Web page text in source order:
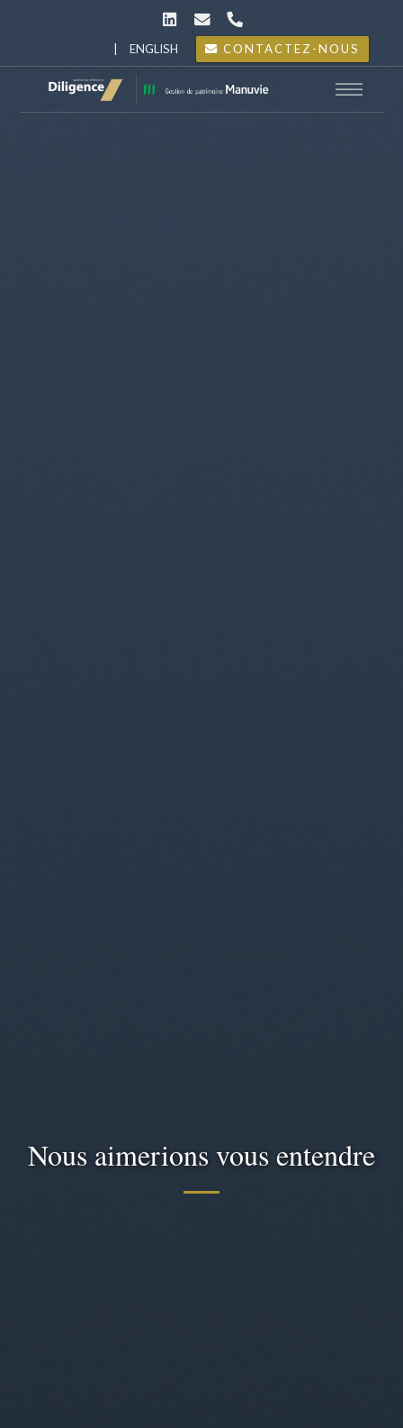
ENGLISH CONTACTEZ-NOUS
Nous aimerions vous entendre